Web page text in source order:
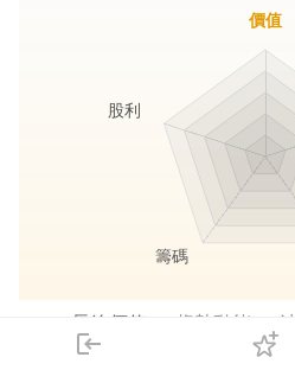
login
下單
長線價值 趨勢動能
價值
籌碼
股利